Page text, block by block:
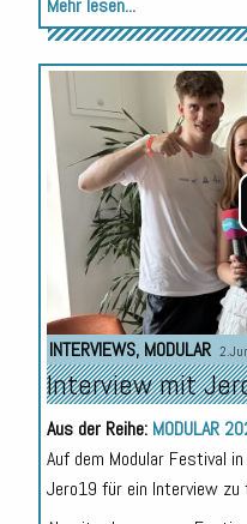
Mehr lesen...
INTERVIEWS, MODULAR
Interview mit
Aus der Reihe: MODULAR
Auf dem Modular Festival
Jero19 für ein Interview zu